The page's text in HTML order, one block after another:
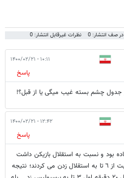
صف انتشار: 0 نظرات غیرقابل انتشار: 0
۱۰:۱۱ - ۱۴۰۰/۰۲/۲۱
پاسخ
جدول چشم بسته غیب میگی یا از قبل؟!
۱۲:۴۲ - ۱۴۰۰/۰۲/۲۱
پاسخ
بود و نسبت به استقلال بازيكن داشت
كه تو همه جا پرسپوليسى ها صحبت از ٦ تا به استقلال زدن مى كردند؛ نتيجه